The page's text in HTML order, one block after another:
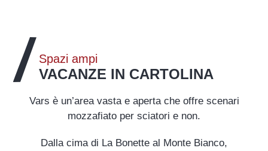
Spazi ampi
VACANZE IN CARTOLINA
Vars è un’area vasta e aperta che offre scenari
mozzafiato per sciatori e non.
Dalla cima di La Bonette al Monte Bianco,